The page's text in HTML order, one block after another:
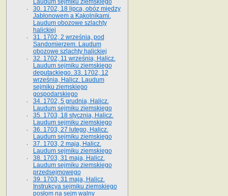
Laudum sejmiku ziemskiego
30. 1702, 18 lipca, obóz między
Jabłonowem a Kąkolnikami.
Laudum obozowe szlachty
halickiej
31. 1702, 2 września, pod
Sandomierzem. Laudum
obozowe szlachty halickiej
32. 1702, 11 września, Halicz.
Laudum sejmiku ziemskiego
deputackiego. 33. 1702, 12
września, Halicz. Laudum
sejmiku ziemskiego
gospodarskiego
34. 1702, 5 grudnia, Halicz.
Laudum sejmiku ziemskiego
35. 1703, 18 stycznia, Halicz.
Laudum sejmiku ziemskiego
36. 1703, 27 lutego, Halicz.
Laudum sejmiku ziemskiego
37. 1703, 2 maja, Halicz.
Laudum sejmiku ziemskiego
38. 1703, 31 maja, Halicz.
Laudum sejmiku ziemskiego
przedsejmowego
39. 1703, 31 maja, Halicz.
Instrukcya sejmiku ziemskiego
posłom na sejm walny